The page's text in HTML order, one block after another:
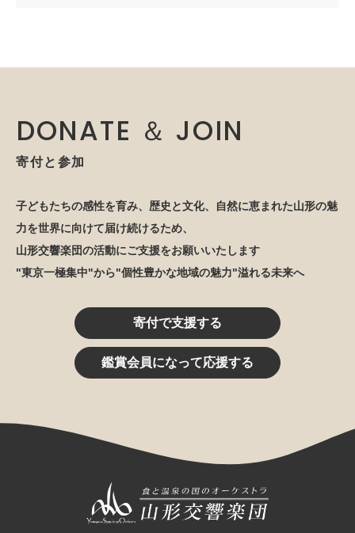
DONATE ＆ JOIN
寄付と参加
子どもたちの感性を育み、歴史と文化、自然に恵まれた山形の魅
力を世界に向けて届け続けるため、
山形交響楽団の活動にご支援をお願いいたします
"東京一極集中"から"個性豊かな地域の魅力"溢れる未来へ
寄付で支援する
鑑賞会員になって応援する